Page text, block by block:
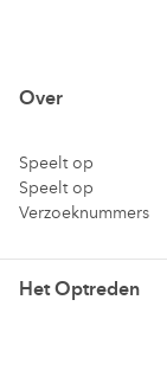
Over
Speelt op
Speelt op
Verzoeknummers
Het Optreden